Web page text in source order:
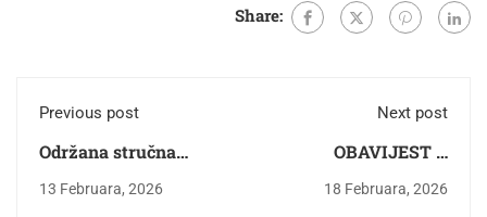
Share:
Previous post
Održana stručna
radionica-projekat
13 Februara, 2026
Next post
OBAVIJEST O
ODBRANI
18 Februara, 2026